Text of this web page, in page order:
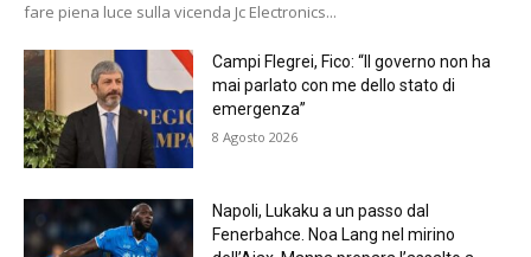
fare piena luce sulla vicenda Jc Electronics...
Campi Flegrei, Fico: “Il governo non ha
mai parlato con me dello stato di
emergenza”
8 Agosto 2026
Napoli, Lukaku a un passo dal
Fenerbahce. Noa Lang nel mirino